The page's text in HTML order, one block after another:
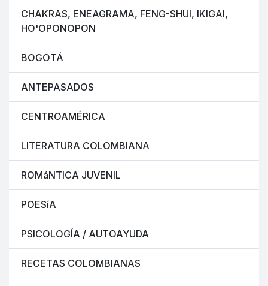
CHAKRAS, ENEAGRAMA, FENG-SHUI, IKIGAI,
HO'OPONOPON
BOGOTÁ
ANTEPASADOS
CENTROAMÉRICA
LITERATURA COLOMBIANA
ROMáNTICA JUVENIL
POESíA
PSICOLOGÍA / AUTOAYUDA
RECETAS COLOMBIANAS